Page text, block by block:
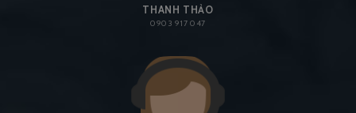
THANH THẢO
0903 917 047